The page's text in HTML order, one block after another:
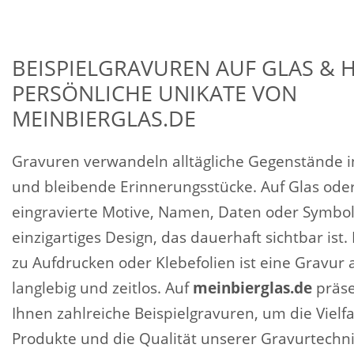
BEISPIELGRAVUREN AUF GLAS &
PERSÖNLICHE UNIKATE VON
MEINBIERGLAS.DE
Gravuren verwandeln alltägliche Gegenstände
und bleibende Erinnerungsstücke. Auf Glas
eingravierte Motive, Namen, Daten oder
einzigartiges Design, das dauerhaft sichtbar ist.
zu Aufdrucken oder Klebefolien ist eine Gravur
langlebig und zeitlos. Auf meinbierglas.de
Ihnen zahlreiche Beispielgravuren, um die
Produkte und die Qualität unserer